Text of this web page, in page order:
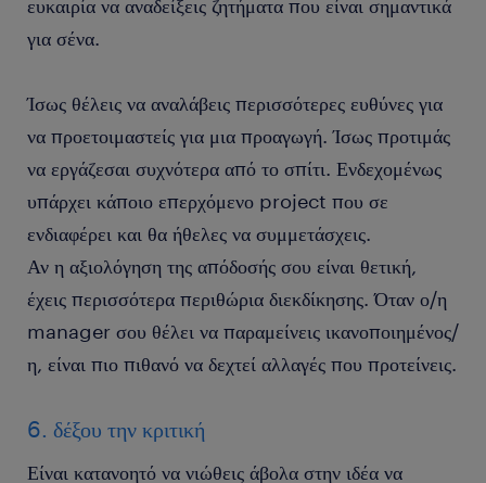
ευκαιρία να αναδείξεις ζητήματα που είναι σημαντικά
για σένα.
Ίσως θέλεις να αναλάβεις περισσότερες ευθύνες για
να προετοιμαστείς για μια προαγωγή. Ίσως προτιμάς
να εργάζεσαι συχνότερα από το σπίτι. Ενδεχομένως
υπάρχει κάποιο επερχόμενο project που σε
ενδιαφέρει και θα ήθελες να συμμετάσχεις.
Αν η αξιολόγηση της απόδοσής σου είναι θετική,
έχεις περισσότερα περιθώρια διεκδίκησης. Όταν ο/η
manager σου θέλει να παραμείνεις ικανοποιημένος/
η, είναι πιο πιθανό να δεχτεί αλλαγές που προτείνεις.
6. δέξου την κριτική
Είναι κατανοητό να νιώθεις άβολα στην ιδέα να